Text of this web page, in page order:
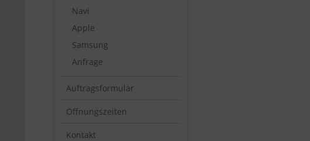
Navi
Apple
Samsung
Anfrage
Auftragsformular
Öffnungszeiten
Kontakt